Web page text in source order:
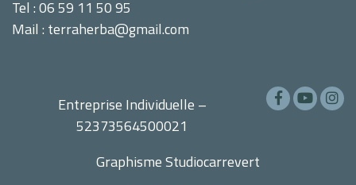
Tel : 06 59 11 50 95
Mail : terraherba@gmail.com
Entreprise Individuelle –
52373564500021
GraphismeStudiocarrevert